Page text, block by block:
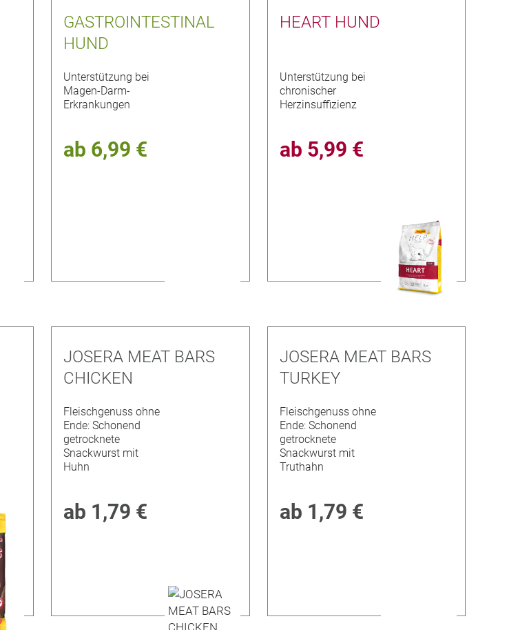
GASTROINTESTINAL
HUND
Unterstützung bei
Magen-Darm-
Erkrankungen
ab 6,99 €
HEART HUND
Unterstützung bei
chronischer
Herzinsuffizienz
ab 5,99 €
JOSERA MEAT BARS
CHICKEN
Fleischgenuss ohne
Ende: Schonend
getrocknete
Snackwurst mit
Huhn
ab 1,79 €
JOSERA MEAT BARS
TURKEY
Fleischgenuss ohne
Ende: Schonend
getrocknete
Snackwurst mit
Truthahn
ab 1,79 €